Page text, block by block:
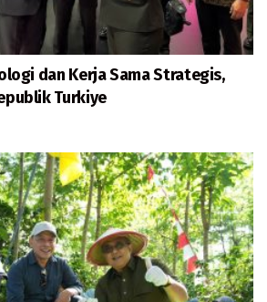
dan Kerja Sama Strategis,
Turkiye